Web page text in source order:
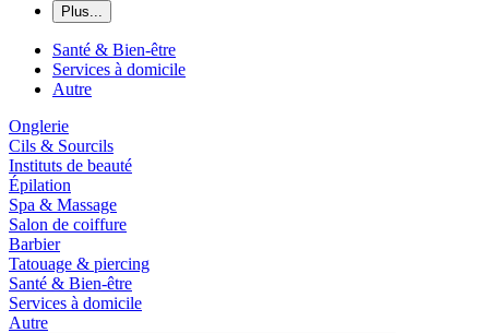
Plus...
Santé & Bien-être
Services à domicile
Autre
Onglerie
Cils & Sourcils
Instituts de beauté
Épilation
Spa & Massage
Salon de coiffure
Barbier
Tatouage & piercing
Santé & Bien-être
Services à domicile
Autre